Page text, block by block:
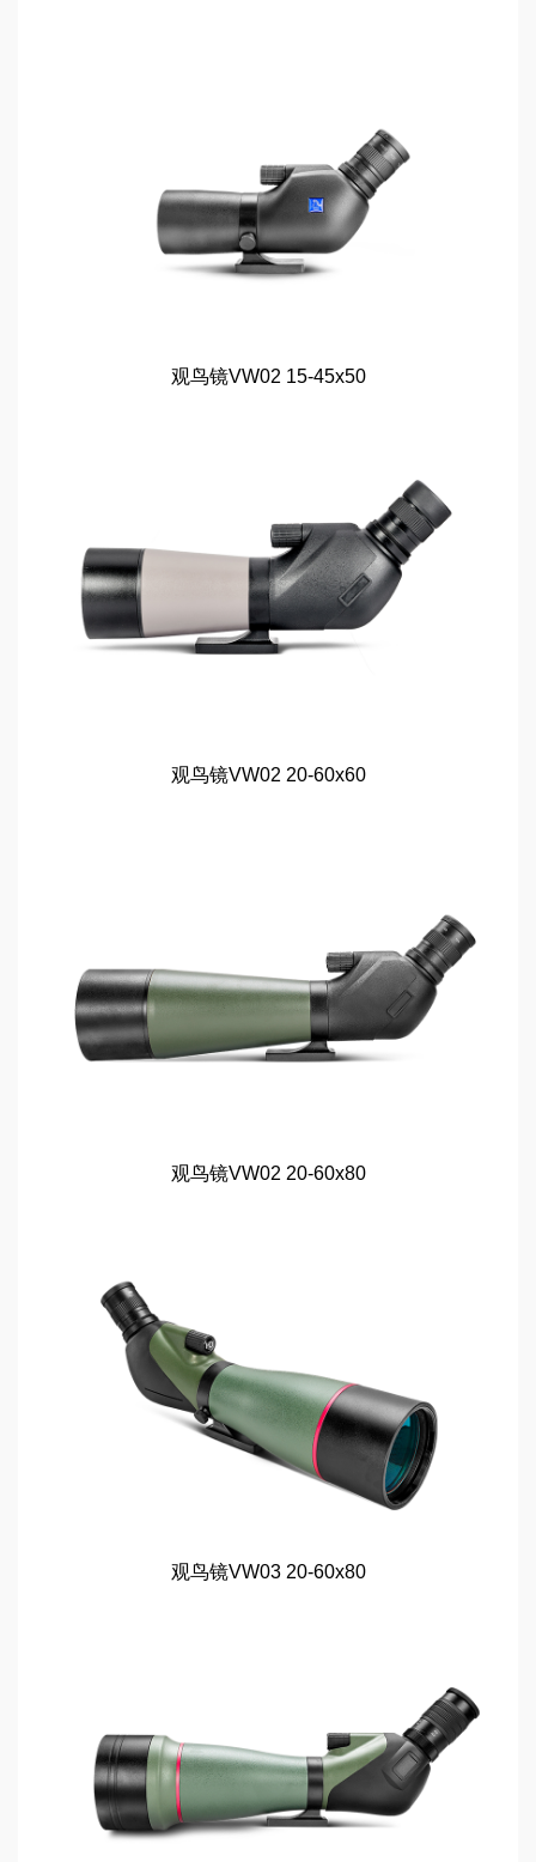
观鸟镜VW02 15-45x50
观鸟镜VW02 20-60x60
观鸟镜VW02 20-60x80
观鸟镜VW03 20-60x80